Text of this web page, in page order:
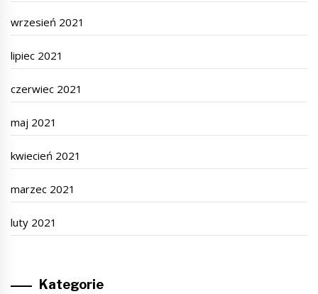
wrzesień 2021
lipiec 2021
czerwiec 2021
maj 2021
kwiecień 2021
marzec 2021
luty 2021
Kategorie